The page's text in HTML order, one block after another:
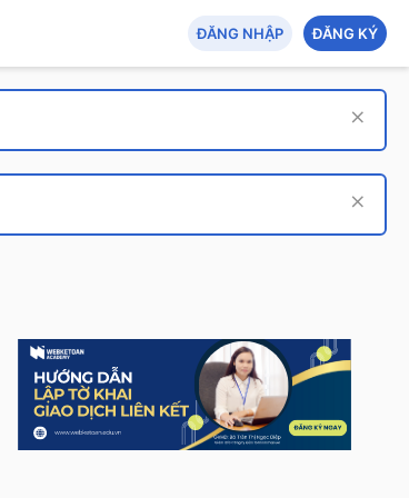
ĐĂNG NHẬP ĐĂNG KÝ